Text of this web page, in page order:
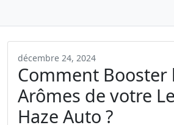
décembre 24, 2024
Comment Booster
Arômes de votre
Haze Auto ?